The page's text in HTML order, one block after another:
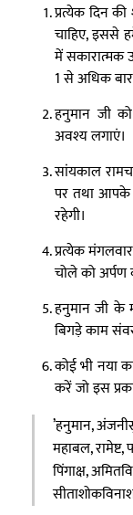
प्रत्येक दिन
चाहिए, इससे
में सकारात्मक
1 से अधिक
हनुमान जी
अवश्य लगाएं।
सांयकाल
पर तथा आपके
रहेगी।
प्रत्येक
चोले को
हनुमान जी के
बिगड़े काम
कोई भी नया
करें जो इस
’हनुमान,
महाबल,
पिंगाक्ष,